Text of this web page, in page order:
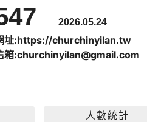
2026.05.24
址:https://churchinyilan.tw
箱:churchinyilan@gmail.com
人數統計